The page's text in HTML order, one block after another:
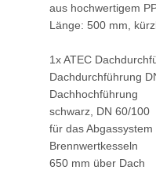
aus hochwertigem
Länge: 500 mm,
1x ATEC
Dachdurchführung
Dachhochführung
schwarz, DN 60/100
für das
Brennwertkesseln
650 mm über Dach